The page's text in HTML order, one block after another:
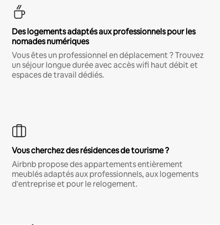
Des logements adaptés aux professionnels pour les
nomades numériques
Vous êtes un professionnel en déplacement ? Trouvez
un séjour longue durée avec accès wifi haut débit et
espaces de travail dédiés.
Vous cherchez des résidences de tourisme ?
Airbnb propose des appartements entièrement
meublés adaptés aux professionnels, aux logements
d'entreprise et pour le relogement.